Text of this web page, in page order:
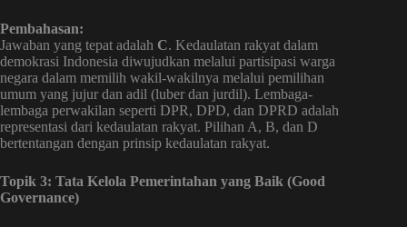
Pembahasan:
Jawaban yang tepat adalah C. Kedaulatan rakyat dalam
demokrasi Indonesia diwujudkan melalui partisipasi warga
negara dalam memilih wakil-wakilnya melalui pemilihan
umum yang jujur dan adil (luber dan jurdil). Lembaga-
lembaga perwakilan seperti DPR, DPD, dan DPRD adalah
representasi dari kedaulatan rakyat. Pilihan A, B, dan D
bertentangan dengan prinsip kedaulatan rakyat.
Topik 3: Tata Kelola Pemerintahan yang Baik (Good
Governance)